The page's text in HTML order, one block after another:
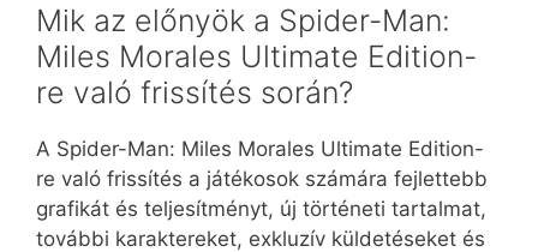
Mik az előnyök a Spider-Man:
Miles Morales Ultimate Edition-
re való frissítés során?
A Spider-Man: Miles Morales Ultimate Edition-
re való frissítés a játékosok számára fejlettebb
grafikát és teljesítményt, új történeti tartalmat,
további karaktereket, exkluzív küldetéseket és